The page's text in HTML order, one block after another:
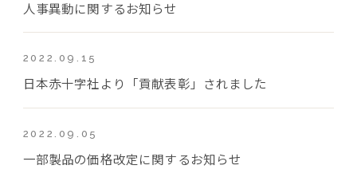
人事異動に関するお知らせ
2022.09.15
日本赤十字社より「貢献表彰」されました
2022.09.05
一部製品の価格改定に関するお知らせ